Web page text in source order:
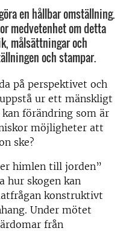
en hållbar omställning.
medvetenhet om detta
målsättningar och
och stampar.
på perspektivet och
ur ett mänskligt
förändring som är
möjligheter att
ske?
himlen till jorden”
hur skogen kan
konstruktivt
Under mötet
från